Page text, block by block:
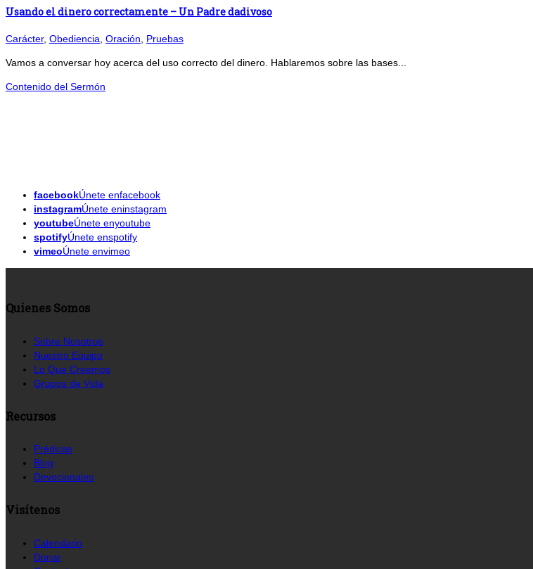
Usando el dinero correctamente – Un Padre dadivoso
Carácter, Obediencia, Oración, Pruebas
Vamos a conversar hoy acerca del uso correcto del dinero. Hablaremos sobre las bases...
Contenido del Sermón
facebookÚnete enfacebook
instagramÚnete eninstagram
youtubeÚnete enyoutube
spotifyÚnete enspotify
vimeoÚnete envimeo
Quienes Somos
Sobre Nosotros
Nuestro Equipo
Lo Que Creemos
Grupos de Vida
Recursos
Prédicas
Blog
Devocionales
Visítenos
Calendario
Donar